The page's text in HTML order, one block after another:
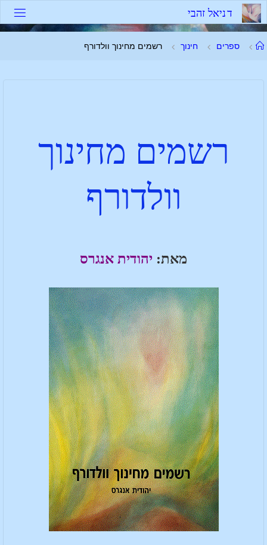
דניאל זהבי
ספרים חינוך רשמים מחינוך וולדורף
רשמים מחינוך
וולדורף
מאת: יהודית אנגרס